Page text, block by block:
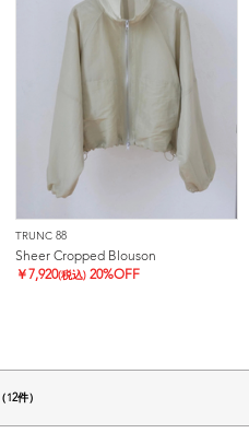
TRUNC 88
Sheer Cropped Blouson
￥ 7,920(税込) 20%OFF
（12件）